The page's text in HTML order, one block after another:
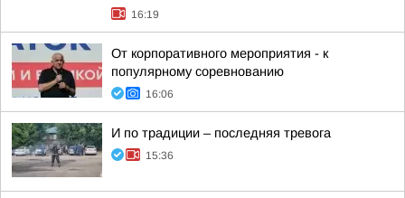
16:19
От корпоративного мероприятия - к
популярному соревнованию
16:06
И по традиции – последняя тревога
15:36